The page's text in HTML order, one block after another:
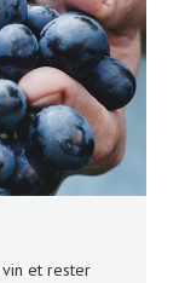
vin et rester